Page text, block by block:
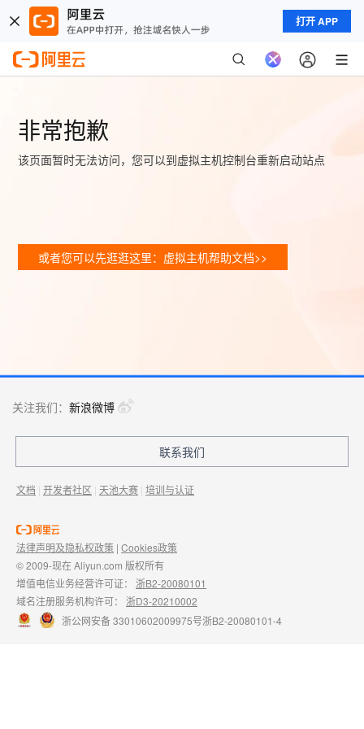
打开 APP
非常抱歉
该页面暂时无法访问，您可以到虚拟主机控制台重新启动站点
或者您可以先逛逛这里：虚拟主机帮助文档>>